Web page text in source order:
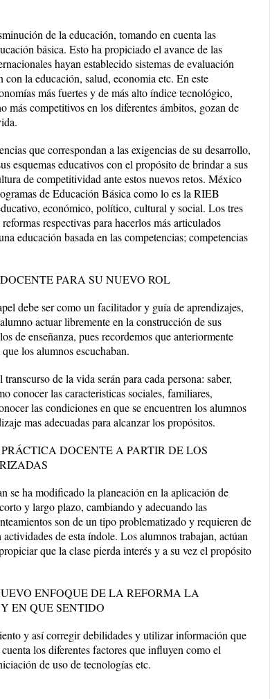
de la educación, tomando en cuenta las
básica. Esto ha propiciado el avance de las
hayan establecido sistemas de evaluación
con la educación, salud, economia etc. En este
más fuertes y de más alto índice tecnológico,
más competitivos en los diferentes ámbitos, gozan de
que correspondan a las exigencias de su desarrollo,
esquemas educativos con el propósito de brindar a sus
de competitividad ante estos nuevos retos. México
de Educación Básica como lo es la RIEB
económico, político, cultural y social. Los tres
respectivas para hacerlos más articulados
educación basada en las competencias; competencias
PARA SU NUEVO ROL
debe ser como un facilitador y guía de aprendizajes,
actuar libremente en la construcción de sus
de enseñanza, pues recordemos que anteriormente
los alumnos escuchaban.
de la vida serán para cada persona: saber,
conocer las caracteristicas sociales, familiares,
las condiciones en que se encuentren los alumnos
mas adecuadas para alcanzar los propósitos.
DOCENTE A PARTIR DE LOS
se ha modificado la planeación en la aplicación de
y largo plazo, cambiando y adecuando las
son de un tipo problematizado y requieren de
de esta índole. Los alumnos trabajan, actúan
que la clase pierda interés y a su vez el propósito
ENFOQUE DE LA REFORMA LA
EN QUE SENTIDO
y así corregir debilidades y utilizar información que
los diferentes factores que influyen como el
de uso de tecnologías etc.